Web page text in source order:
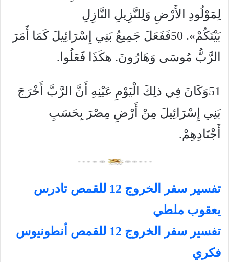
لِمَوْلُودِ الأَرْضِ وَلِلنَّزِيلِ النَّازِلِ
بَيْنَكُمْ». 50فَفَعَلَ جَمِيعُ بَنِي إِسْرَائِيلَ كَمَا أَمَرَ
الرَّبُّ مُوسَى وَهَارُونَ. هكَذَا فَعَلُوا.
51وَكَانَ فِي ذلِكَ الْيَوْمِ عَيْنِهِ أَنَّ الرَّبَّ أَخْرَجَ
بَنِي إِسْرَائِيلَ مِنْ أَرْضِ مِصْرَ بِحَسَبِ
أَجْنَادِهِمْ.
تفسير سفر الخروج 12 للقمص تادرس
يعقوب ملطي
تفسير سفر الخروج 12 للقمص أنطونيوس
فكري